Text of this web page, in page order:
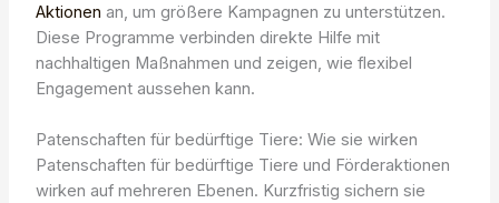
Aktionen an, um größere Kampagnen zu unterstützen.
Diese Programme verbinden direkte Hilfe mit
nachhaltigen Maßnahmen und zeigen, wie flexibel
Engagement aussehen kann.
Patenschaften für bedürftige Tiere: Wie sie wirken
Patenschaften für bedürftige Tiere und Förderaktionen
wirken auf mehreren Ebenen. Kurzfristig sichern sie